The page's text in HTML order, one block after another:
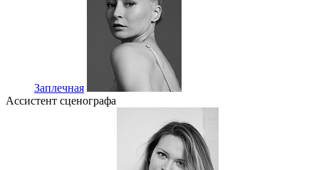
Заплечная
Ассистент сценографа